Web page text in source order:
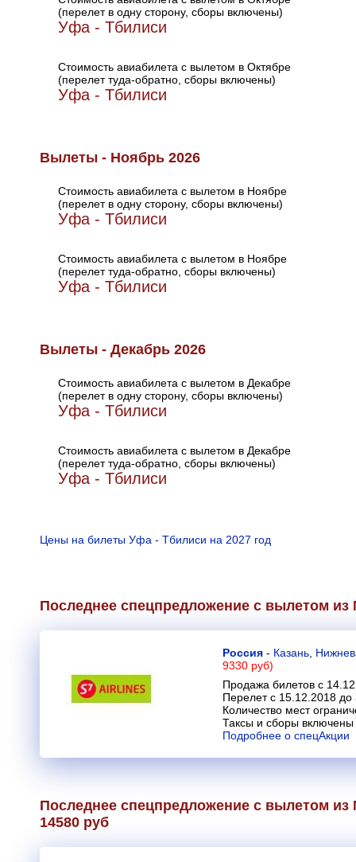
(перелет в одну сторону, сборы включены)
Уфа - Тбилиси
Стоимость авиабилета с вылетом в Октябре
(перелет туда-обратно, сборы включены)
Уфа - Тбилиси
Вылеты - Ноябрь 2026
Стоимость авиабилета с вылетом в Ноябре
(перелет в одну сторону, сборы включены)
Уфа - Тбилиси
Стоимость авиабилета с вылетом в Ноябре
(перелет туда-обратно, сборы включены)
Уфа - Тбилиси
Вылеты - Декабрь 2026
Стоимость авиабилета с вылетом в Декабре
(перелет в одну сторону, сборы включены)
Уфа - Тбилиси
Стоимость авиабилета с вылетом в Декабре
(перелет туда-обратно, сборы включены)
Уфа - Тбилиси
Цены на билеты Уфа - Тбилиси на 2027 год
Последнее спецпредложение с вылетом
Россия - Казань
9330 руб)
Продажа билетов с
Перелет с 15.12.2018 до
Количество мест
Таксы и сборы включены
Подробнее о спецАкции
Последнее спецпредложение с вылетом
14580 руб